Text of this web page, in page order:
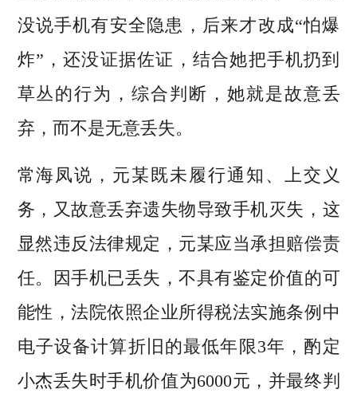
没说手机有安全隐患，后来才改成“怕爆
炸”，还没证据佐证，结合她把手机扔到
草丛的行为，综合判断，她就是故意丢
弃，而不是无意丢失。
常海凤说，元某既未履行通知、上交义
务，又故意丢弃遗失物导致手机灭失，这
显然违反法律规定，元某应当承担赔偿责
任。因手机已丢失，不具有鉴定价值的可
能性，法院依照企业所得税法实施条例中
电子设备计算折旧的最低年限3年，酌定
小杰丢失时手机价值为6000元，并最终判